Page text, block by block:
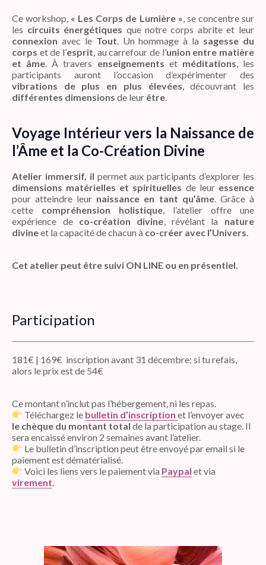
Ce workshop, « Les Corps de Lumière », se concentre sur
les circuits énergétiques que notre corps abrite et leur
connexion avec le Tout. Un hommage à la sagesse du
corps et de l’esprit, au carrefour de l’union entre matière
et âme. À travers enseignements et méditations, les
participants auront l’occasion d’expérimenter des
vibrations de plus en plus élevées, découvrant les
différentes dimensions de leur être.
Voyage Intérieur vers la Naissance de
l’Âme et la Co-Création Divine
Atelier immersif, il permet aux participants d’explorer les
dimensions matérielles et spirituelles de leur essence
pour atteindre leur naissance en tant qu’âme. Grâce à
cette compréhension holistique, l’atelier offre une
expérience de co-création divine, révélant la nature
divineet la capacité de chacun à co-créer avec l’Univers.
Cet atelier peut être suivi ON LINE ou en présentiel.
Participation
181€ | 169€ inscription avant 31 décembre; si tu refais,
alors le prix est de 54€
Ce montant n’inclut pas l’hébergement, ni les repas.
Téléchargez le bulletin d’inscriptionet l’envoyer avec
le chèque du montant total de la participation au stage. Il
sera encaissé environ 2 semaines avant l’atelier.
Le bulletin d’inscription peut être envoyé par email si le
paiement est dématérialisé.
Voici les liens vers le paiement via Paypal et via
virement.